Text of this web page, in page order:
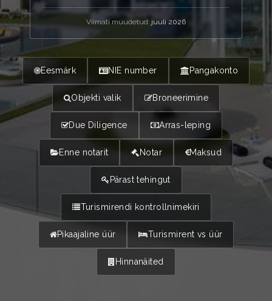
Viimati muudetud: juuli 2026
Eesmärk NIE number Pangakonto
Objekti valik Broneerimine
Due Diligence Arras-leping
Enne notarit Notar Maksud
Pärast tehingut
Turismirendi kontrollnimekiri
Pikaajaline üür Turismirent vs üür
Hinnanäited